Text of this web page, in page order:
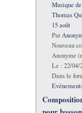
Musique
Thomas
15 août
Par
Nouveau
Anonyme
Le : 22/04/
Dans le